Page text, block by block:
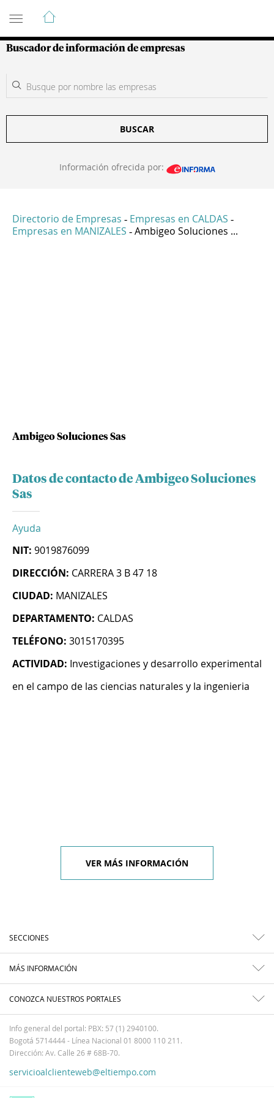
Guía de Empresas Colombianas
Buscador de información de empresas
BUSCAR
Información ofrecida por:
Directorio de Empresas - Empresas en CALDAS -
Empresas en MANIZALES - Ambigeo Soluciones ...
Ambigeo Soluciones Sas
Datos de contacto de Ambigeo Soluciones
Sas
Ayuda
NIT: 9019876099
DIRECCIÓN: CARRERA 3 B 47 18
CIUDAD: MANIZALES
DEPARTAMENTO: CALDAS
TELÉFONO: 3015170395
ACTIVIDAD: Investigaciones y desarrollo experimental
en el campo de las ciencias naturales y la ingenieria
VER MÁS INFORMACIÓN
SECCIONES
MÁS INFORMACIÓN
CONOZCA NUESTROS PORTALES
Info general del portal: PBX: 57 (1) 2940100.
Bogotá 5714444 - Línea Nacional 01 8000 110 211.
Dirección: Av. Calle 26 # 68B-70.
servicioalclienteweb@eltiempo.com